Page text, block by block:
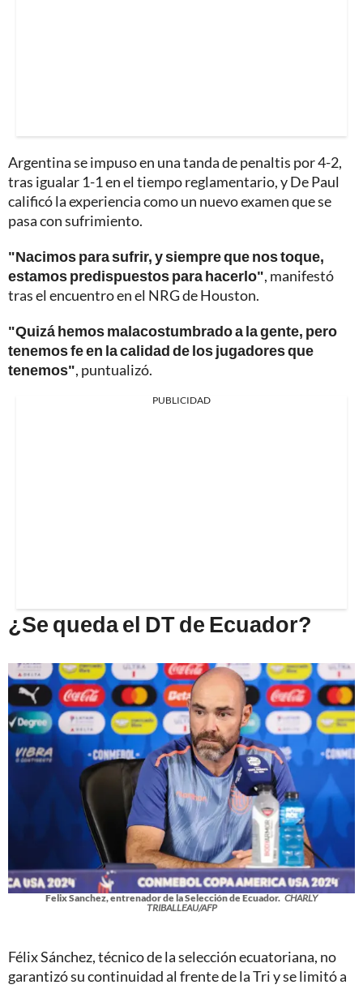
Argentina se impuso en una tanda de penaltis por 4-2,
tras igualar 1-1 en el tiempo reglamentario, y De Paul
calificó la experiencia como un nuevo examen que se
pasa con sufrimiento.
"Nacimos para sufrir, y siempre que nos toque,
estamos predispuestos para hacerlo", manifestó
tras el encuentro en el NRG de Houston.
"Quizá hemos malacostumbrado a la gente, pero
tenemos fe en la calidad de los jugadores que
tenemos", puntualizó.
PUBLICIDAD
¿Se queda el DT de Ecuador?
Felix Sanchez, entrenador de la Selección de Ecuador. CHARLY
TRIBALLEAU/AFP
Félix Sánchez, técnico de la selección ecuatoriana, no
garantizó su continuidad al frente de la Tri y se limitó a